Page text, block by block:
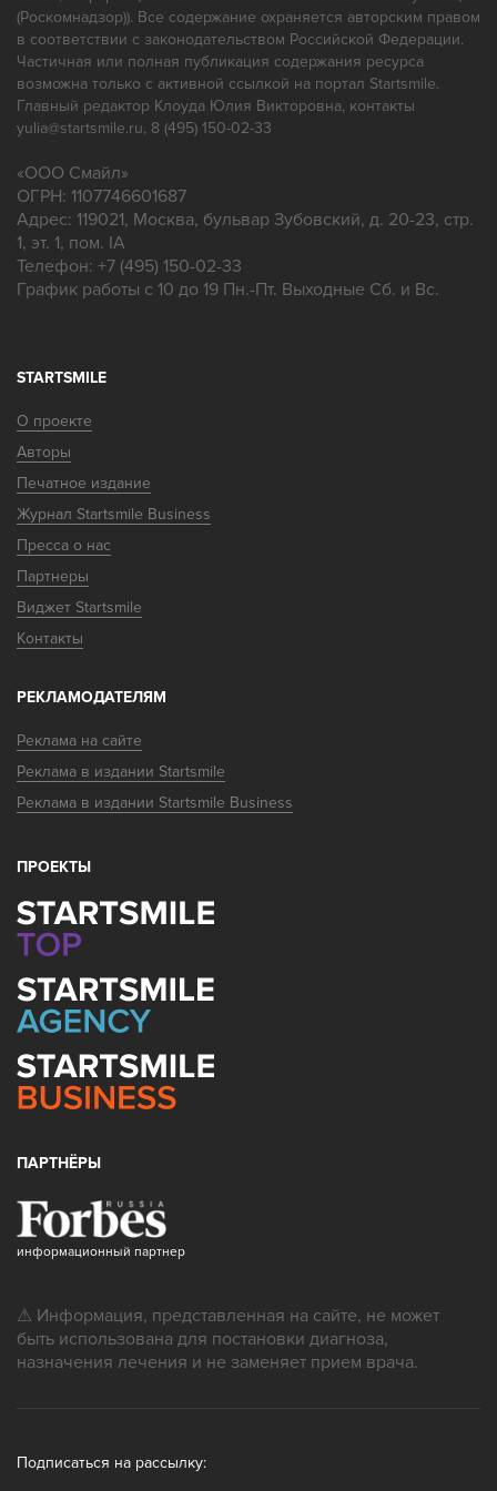
(Роскомнадзор)). Все содержание охраняется авторским правом
в соответствии с законодательством Российской Федерации.
Частичная или полная публикация содержания ресурса
возможна только с активной ссылкой на портал Startsmile.
Главный редактор Клоуда Юлия Викторовна, контакты
yulia@startsmile.ru, 8 (495) 150-02-33
«ООО Смайл»
ОГРН: 1107746601687
Адрес: 119021, Москва, бульвар Зубовский, д. 20-23, стр.
1, эт. 1, пом. IA
Телефон: +7 (495) 150-02-33
График работы с 10 до 19 Пн.-Пт. Выходные Сб. и Вс.
STARTSMILE
О проекте
Авторы
Печатное издание
Журнал Startsmile Business
Пресса о нас
Партнеры
Виджет Startsmile
Контакты
РЕКЛАМОДАТЕЛЯМ
Реклама на сайте
Реклама в издании Startsmile
Реклама в издании Startsmile Business
ПРОЕКТЫ
ПАРТНЁРЫ
информационный партнер
⚠ Информация, представленная на сайте, не может
быть использована для постановки диагноза,
назначения лечения и не заменяет прием врача.
Подписаться на рассылку: